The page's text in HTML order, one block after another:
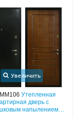
Увеличить
ММ106Утепленная
дверь с
напылением